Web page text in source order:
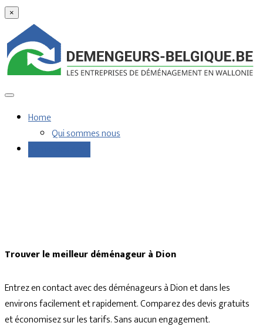
×
Home
Qui sommes nous
Trouver le meilleur déménageur à Dion
Entrez en contact avec des déménageurs à Dion et dans les
environs facilement et rapidement. Comparez des devis gratuits
et économisez sur les tarifs. Sans aucun engagement.